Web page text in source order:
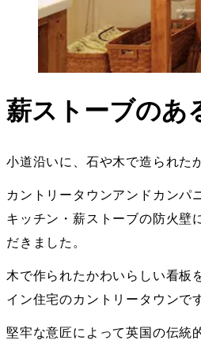
薪ストーブのあ
小道沿いに、石や木で造られた
カントリータウンアンドカンパ
キッチン・薪ストーブの防火壁
だきました。
木で作られたかわいらしい看板
イン住宅のカントリータウンで
堅牢な意匠によって英国の伝統